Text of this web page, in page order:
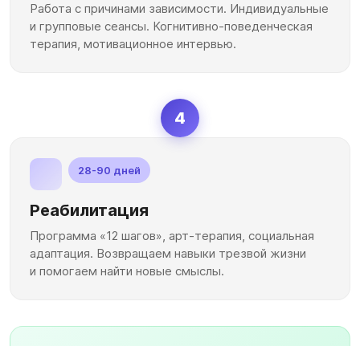
Работа с причинами зависимости. Индивидуальные
и групповые сеансы. Когнитивно-поведенческая
терапия, мотивационное интервью.
4
28-90 дней
Реабилитация
Программа «12 шагов», арт-терапия, социальная
адаптация. Возвращаем навыки трезвой жизни
и помогаем найти новые смыслы.